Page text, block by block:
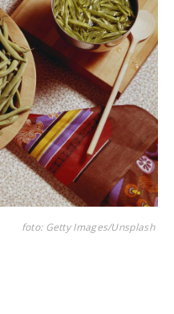
foto: Getty Images/Unsplash